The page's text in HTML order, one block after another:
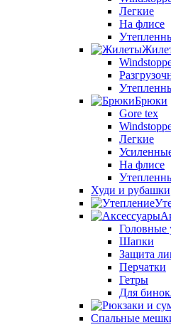
Легкие
На флисе
Брюки
Gore tex
Легкие
На флисе
Худи и рубашки
Головные
Шапки
Защита
Перчатки
Гетры
Для
Спальные